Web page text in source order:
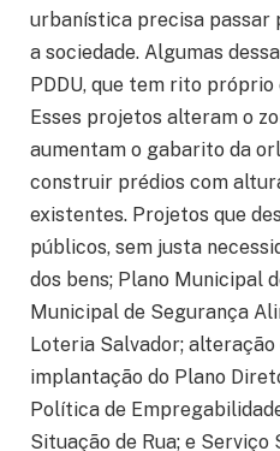
urbanística precisa passar
a sociedade. Algumas
PDDU, que tem rito próprio
Esses projetos alteram o
aumentam o gabarito da
construir prédios com
existentes. Projetos que
públicos, sem justa
dos bens; Plano Municipal
Municipal de Segurança
Loteria Salvador;
implantação do Plano
Política de
Situação de Rua; e Serviço